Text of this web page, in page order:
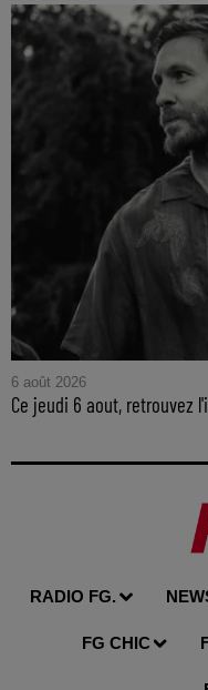
6 août 2026
Ce jeudi 6 aout, retrouvez
RADIO FG.
FG CHIC